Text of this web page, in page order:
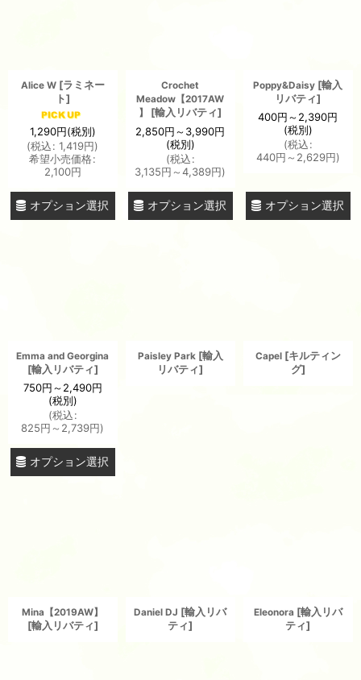
Alice W [ラミネー
ト]
1,290円(税別)
(税込: 1,419円)
希望小売価格:
2,100円
オプション選択
Crochet
Meadow【2017AW
】
[輸入リバティ]
2,850円～3,990円
(税別)
(税込:
3,135円 ～4,389円)
オプション選択
Poppy&Daisy [輸入
リバティ]
400円～2,390円
(税別)
(税込:
440円 ～2,629円)
オプション選択
Emma and Georgina
[輸入リバティ]
750円～2,490円
(税別)
(税込:
825円 ～2,739円)
オプション選択
Paisley Park [輸入
リバティ]
Capel [キルティン
グ]
Mina【2019AW】
[輸入リバティ]
Daniel DJ [輸入リバ
ティ]
Eleonora [輸入リバ
ティ]